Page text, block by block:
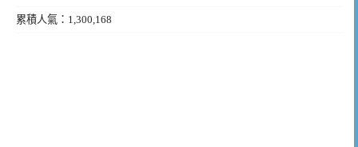
累積人氣：1,300,168